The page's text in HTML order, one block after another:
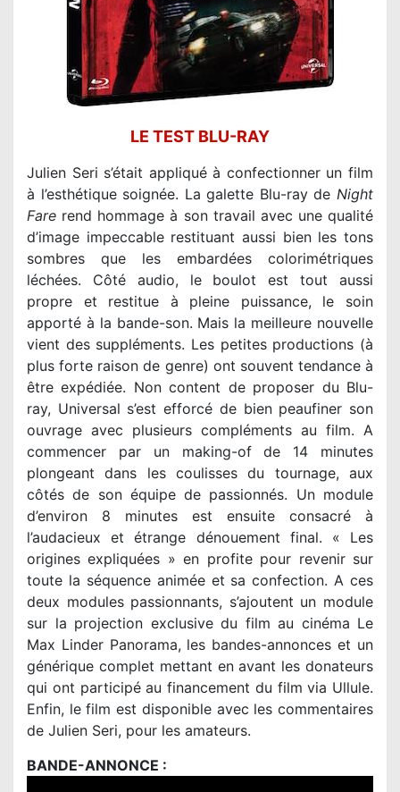
LE TEST BLU-RAY
Julien Seri s’était appliqué à confectionner un film
à l’esthétique soignée. La galette Blu-ray de Night
Fare rend hommage à son travail avec une qualité
d’image impeccable restituant aussi bien les tons
sombres que les embardées colorimétriques
léchées. Côté audio, le boulot est tout aussi
propre et restitue à pleine puissance, le soin
apporté à la bande-son. Mais la meilleure nouvelle
vient des suppléments. Les petites productions (à
plus forte raison de genre) ont souvent tendance à
être expédiée. Non content de proposer du Blu-
ray, Universal s’est efforcé de bien peaufiner son
ouvrage avec plusieurs compléments au film. A
commencer par un making-of de 14 minutes
plongeant dans les coulisses du tournage, aux
côtés de son équipe de passionnés. Un module
d’environ 8 minutes est ensuite consacré à
l’audacieux et étrange dénouement final. « Les
origines expliquées » en profite pour revenir sur
toute la séquence animée et sa confection. A ces
deux modules passionnants, s’ajoutent un module
sur la projection exclusive du film au cinéma Le
Max Linder Panorama, les bandes-annonces et un
générique complet mettant en avant les donateurs
qui ont participé au financement du film via Ullule.
Enfin, le film est disponible avec les commentaires
de Julien Seri, pour les amateurs.
BANDE-ANNONCE :